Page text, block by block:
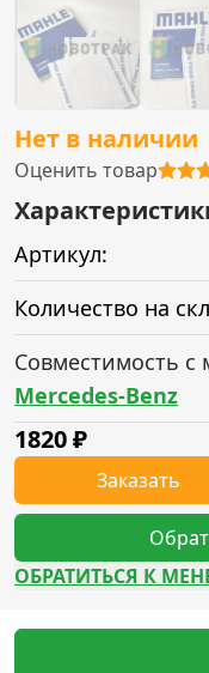
Нет в наличии
Оценить товар
Артикул:
Количество на
Совместимость с
Mercedes-Benz
1820₽
Заказать
ОБРАТИТЬСЯ К